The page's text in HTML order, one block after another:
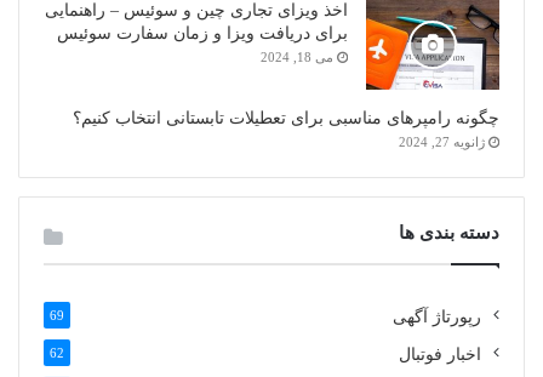
اخذ ویزای تجاری چین و سوئیس – راهنمایی
برای دریافت ویزا و زمان سفارت سوئیس
می 18, 2024
چگونه رامپرهای مناسبی برای تعطیلات تابستانی انتخاب کنیم؟
ژانویه 27, 2024
دسته بندی ها
رپورتاژ آگهی 69
اخبار فوتبال 62